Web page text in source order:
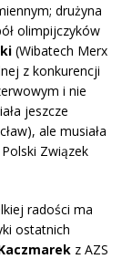
drużyna
olimpijczyków
(Wibatech Merx
z konkurencji
i nie
jeszcze
ale musiała
Związek
radości ma
ostatnich
z AZS